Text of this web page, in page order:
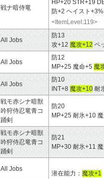
戦ナ暗侍竜
HP+20 STR+19
防+2 ヘイスト
<ItemLevel:119>
All Jobs
防13
攻+12 魔攻+12 ペ
All Jobs
防12
MP+25 魔命+5 魔
All Jobs
防10
INT+8 魔攻+10 耐
戦モ赤シナ暗獣
吟狩侍忍竜青コ
踊剣
防20
MP+25 耐氷+10
戦モ赤シナ暗獣
吟狩侍忍竜青コ
踊剣
防21
MP+30 耐氷+11
All Jobs
潜在能力： 魔攻+1